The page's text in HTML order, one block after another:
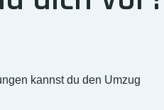
kannst du den Umzug